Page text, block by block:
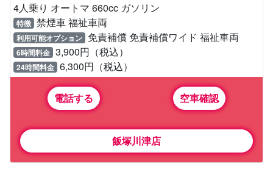
4人乗り オートマ 660cc ガソリン
特徴 禁煙車 福祉車両
利用可能オプション 免責補償 免責補償ワイド 福祉車両
6時間料金 3,900円（税込）
24時間料金 6,300円（税込）
電話する 空車確認
飯塚川津店